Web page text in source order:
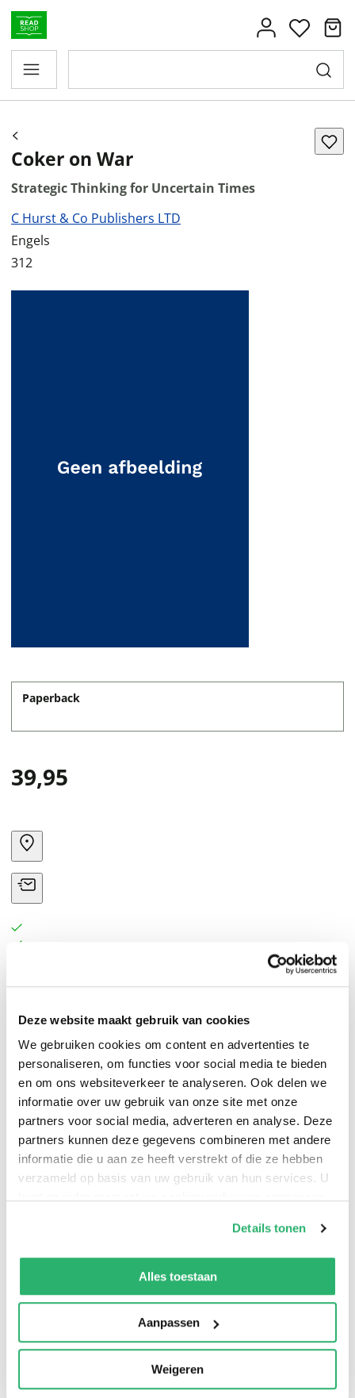
Deze website maakt gebruik van cookies
We gebruiken cookies om content en advertenties te
personaliseren, om functies voor social media te bieden
en om ons websiteverkeer te analyseren. Ook delen we
informatie over uw gebruik van onze site met onze
partners voor social media, adverteren en analyse. Deze
partners kunnen deze gegevens combineren met andere
informatie die u aan ze heeft verstrekt of die ze hebben
verzameld op basis van uw gebruik van hun services. U
kunnen ontvangen en verwerken.
Details tonen
Alles toestaan
Aanpassen
Weigeren
Coker on War
Strategic Thinking for Uncertain Times
C Hurst & Co Publishers LTD
Engels
312
Paperback
39,95
his considerable legacy and engaging with questions of
conflict and strategy in the same spirit.
0|0